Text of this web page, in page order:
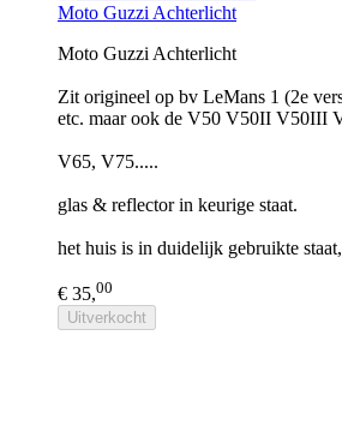
Moto Guzzi Achterlicht
Moto Guzzi Achterlicht
Zit origineel op bv LeMans 1 (2e
etc. maar ook de V50 V50II V50III
V65, V75.....
glas & reflector in keurige staat.
het huis is in duidelijk gebruikte
€ 35,00
Uitverkocht